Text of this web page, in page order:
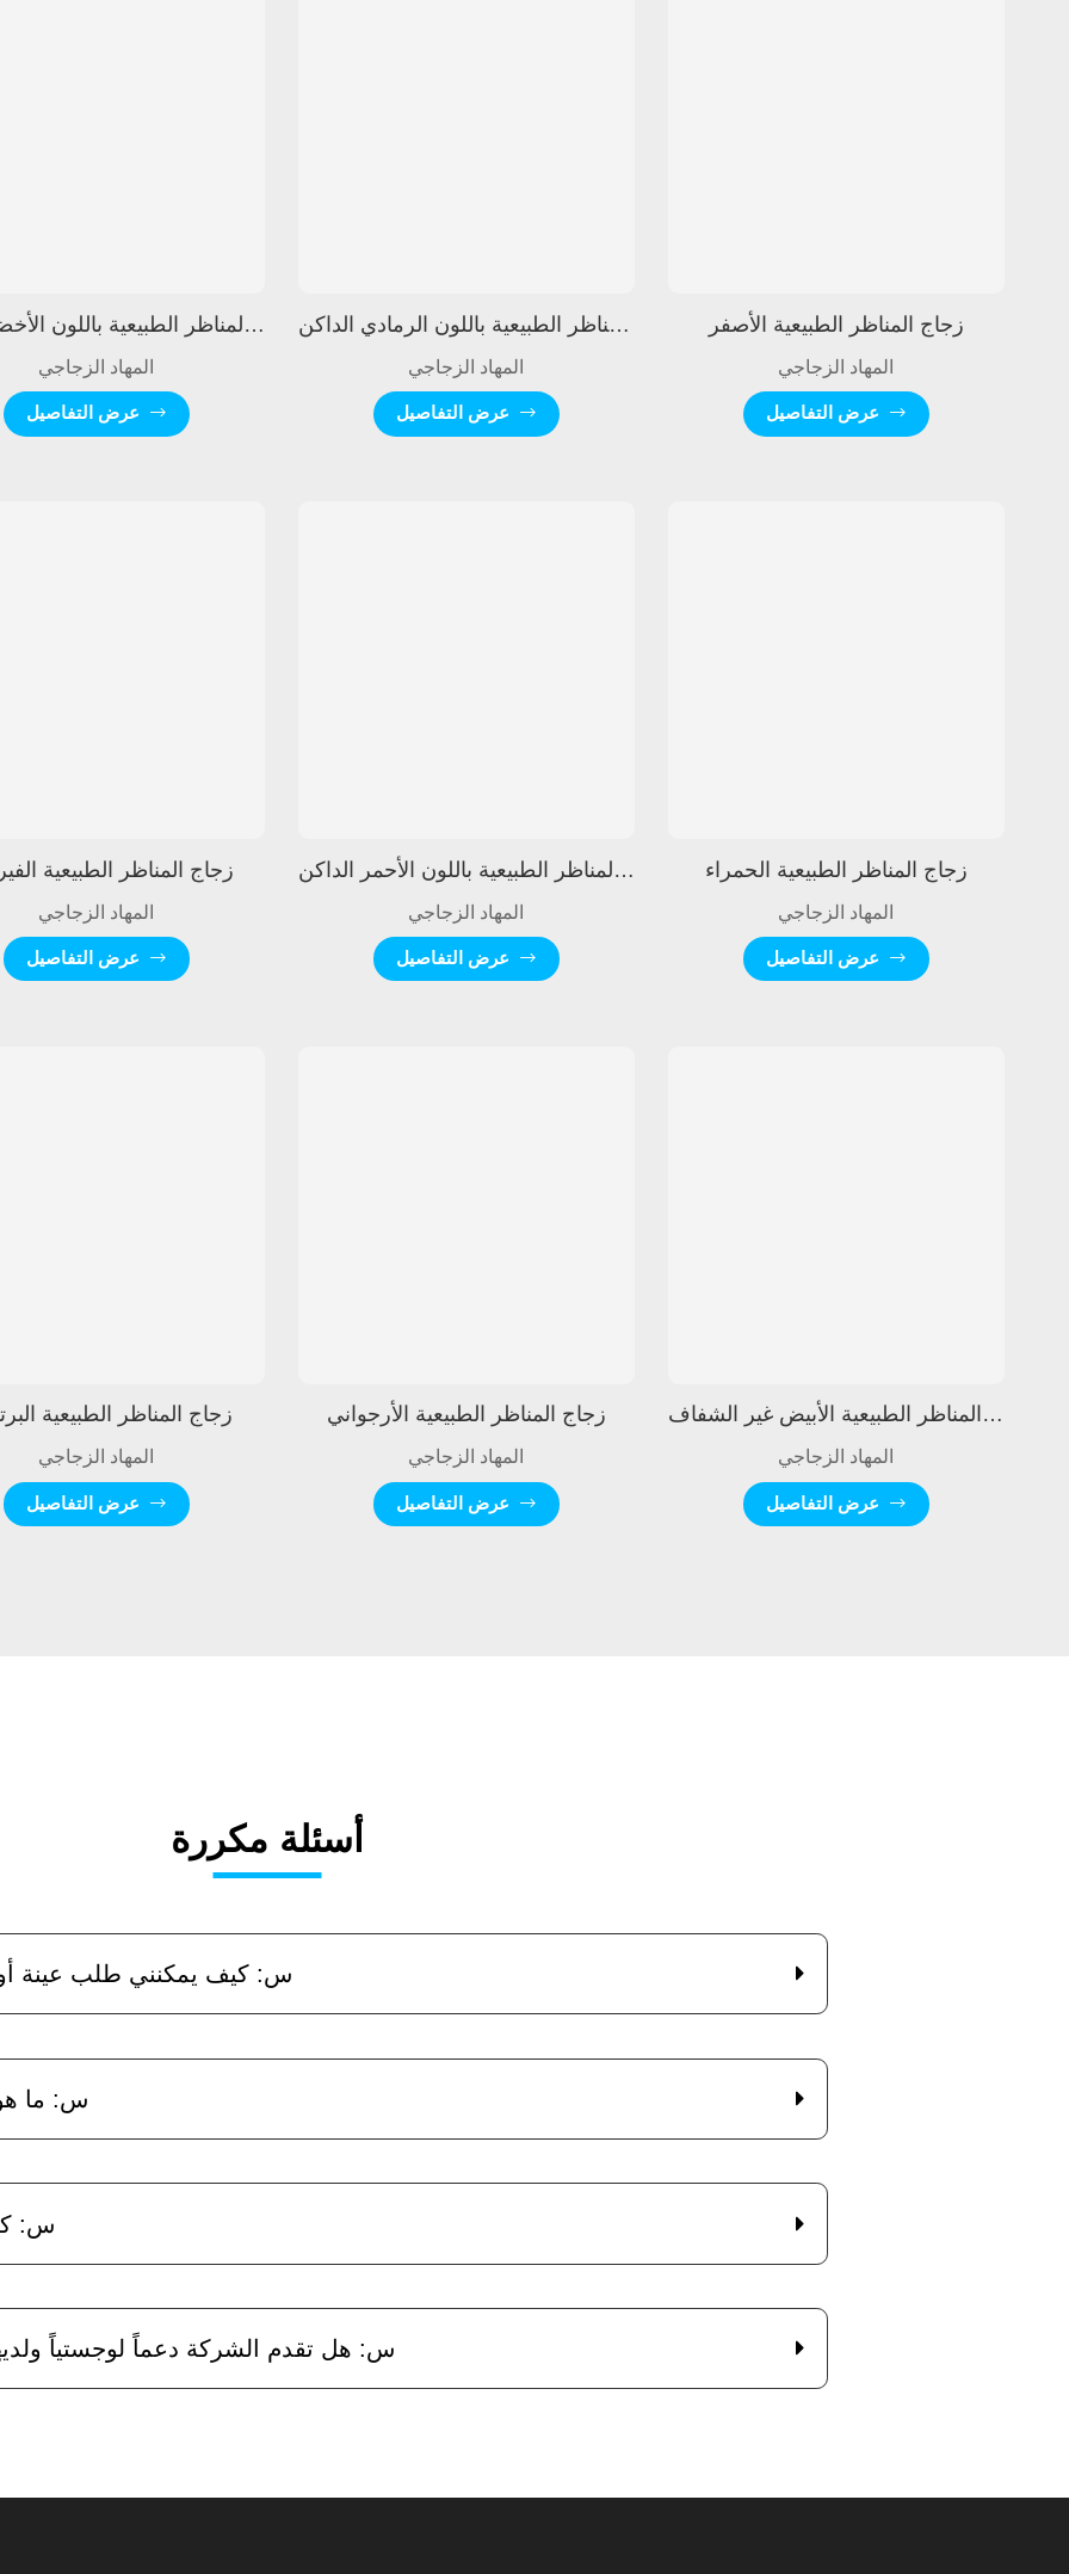
زجاج المناظر الطبيعية باللون الأخضر الفاتح
المهاد الزجاجي
عرض التفاصيل
زجاج المناظر الطبيعية باللون الرمادي الداكن
المهاد الزجاجي
عرض التفاصيل
زجاج المناظر الطبيعية الأصفر
المهاد الزجاجي
عرض التفاصيل
زجاج المناظر الطبيعية
المهاد الزجاجي
عرض التفاصيل
زجاج المناظر الطبيعية باللون الأحمر الداكن
المهاد الزجاجي
عرض التفاصيل
زجاج المناظر الطبيعية الحمراء
المهاد الزجاجي
عرض التفاصيل
زجاج المناظر الطبيعية
المهاد الزجاجي
عرض التفاصيل
زجاج المناظر الطبيعية الأرجواني
المهاد الزجاجي
عرض التفاصيل
زجاج المناظر الطبيعية الأبيض غير الشفاف
المهاد الزجاجي
عرض التفاصيل
أسئلة مكررة
س: كيف يمكنني طلب عينة
س: ما هو
س:
س: هل تقدم الشركة دعماً لوجستياً